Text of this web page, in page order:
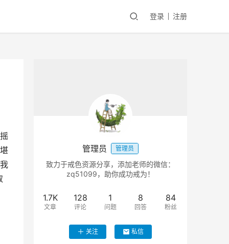
登录 注册
管理员 管理员
致力于戒色资源分享，添加老师的微信：
zq51099，助你成功戒为！
1.7K
文章
128
评论
1
问题
8
回答
84
粉丝
关注 私信